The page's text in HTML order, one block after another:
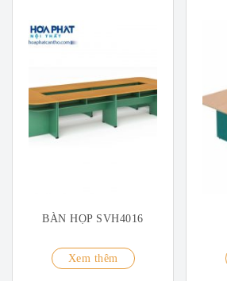
BÀN HỌP SVH4016
Xem thêm